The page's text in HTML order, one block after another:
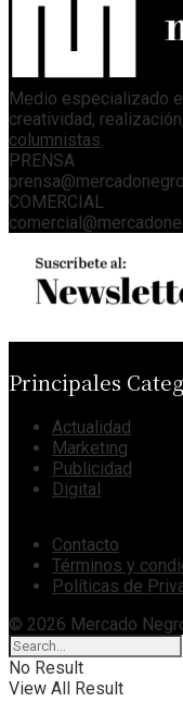
Medio especializado
creatividad,
columnistas.
PRENSA
COMERCIAL
Principales
Actualidad
Marketing
Publicidad
Digital
Contacto
Términos y
Políticas de
© 2026 Mercado
No Result
View All Result